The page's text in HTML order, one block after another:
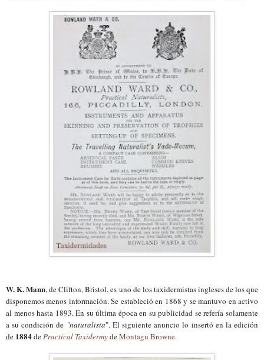
W. K. Mann, de Clifton, Bristol, es uno de los taxidermistas ingleses de los que
disponemos menos información. Se estableció en 1868 y se mantuvo en activo
al menos hasta 1893. En su última época en su publicidad se refería solamente
a su condición de "naturalista". El siguiente anuncio lo insertó en la edición
de 1884de Practical TaxidermydeMontagu Browne.